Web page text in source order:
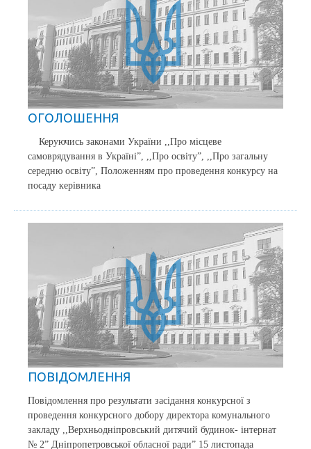
ОГОЛОШЕННЯ
Керуючись законами України ,,Про місцеве
самоврядування в Україні”, ,,Про освіту”, ,,Про загальну
середню освіту”, Положенням про проведення конкурсу на
посаду керівника
ПОВІДОМЛЕННЯ
Повідомлення про результати засідання конкурсної з
проведення конкурсного добору директора комунального
закладу ,,Верхньодніпровський дитячий будинок- інтернат
№ 2” Дніпропетровської обласної ради” 15 листопада